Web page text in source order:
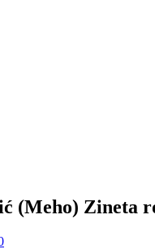
(Meho) Zineta